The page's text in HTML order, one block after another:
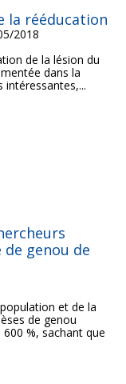
la rééducation
2018
de la lésion du
dans la
genou de
et de la
de genou
%, sachant que